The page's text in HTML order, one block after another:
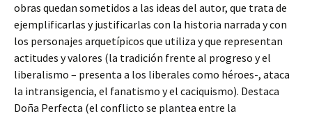
obras quedan sometidos a las ideas del autor, que trata de
ejemplificarlas y justificarlas con la historia narrada y con
los personajes arquetípicos que utiliza y que representan
actitudes y valores (la tradición frente al progreso y el
liberalismo – presenta a los liberales como héroes-, ataca
la intransigencia, el fanatismo y el caciquismo). Destaca
Doña Perfecta (el conflicto se plantea entre la